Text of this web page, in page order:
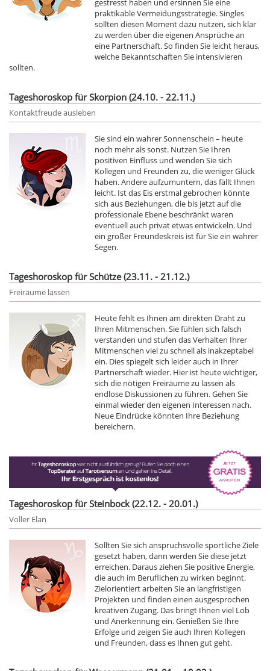
gestresst haben und ersinnen Sie eine
praktikable Vermeidungsstrategie. Singles
sollten diesen Moment dazu nutzen, sich klar
zu werden über die eigenen Ansprüche an
eine Partnerschaft. So finden Sie leicht heraus,
welche Bekanntschaften Sie intensivieren
sollten.
Tageshoroskop für Skorpion (24.10. - 22.11.)
Kontaktfreude ausleben
Sie sind ein wahrer Sonnenschein – heute
noch mehr als sonst. Nutzen Sie Ihren
positiven Einfluss und wenden Sie sich
Kollegen und Freunden zu, die weniger Glück
haben. Andere aufzumuntern, das fällt Ihnen
leicht. Ist das Eis erstmal gebrochen könnte
sich aus Beziehungen, die bis jetzt auf die
professionale Ebene beschränkt waren
eventuell auch privat etwas entwickeln. Und
ein großer Freundeskreis ist für Sie ein wahrer
Segen.
Tageshoroskop für Schütze (23.11. - 21.12.)
Freiräume lassen
Heute fehlt es Ihnen am direkten Draht zu
Ihren Mitmenschen. Sie fühlen sich falsch
verstanden und stufen das Verhalten Ihrer
Mitmenschen viel zu schnell als inakzeptabel
ein. Dies spiegelt sich leider auch in Ihrer
Partnerschaft wieder. Hier ist heute wichtiger,
sich die nötigen Freiräume zu lassen als
endlose Diskussionen zu führen. Gehen Sie
einmal wieder den eigenen Interessen nach.
Neue Eindrücke könnten Ihre Beziehung
bereichern.
Tageshoroskop für Steinbock (22.12. - 20.01.)
Voller Elan
Sollten Sie sich anspruchsvolle sportliche Ziele
gesetzt haben, dann werden Sie diese jetzt
erreichen. Daraus ziehen Sie positive Energie,
die auch im Beruflichen zu wirken beginnt.
Zielorientiert arbeiten Sie an langfristigen
Projekten und finden einen ausgesprochen
kreativen Zugang. Das bringt Ihnen viel Lob
und Anerkennung ein. Genießen Sie Ihre
Erfolge und zeigen Sie auch Ihren Kollegen
und Freunden, dass es Ihnen gut geht.